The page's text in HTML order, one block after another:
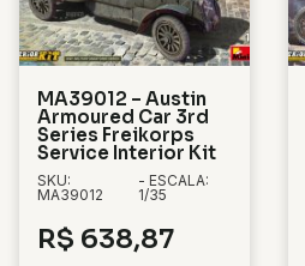
MA39012 – Austin
Armoured Car 3rd
Series Freikorps
Service Interior Kit
SKU:
MA39012
- ESCALA:
1/35
R$ 638,87